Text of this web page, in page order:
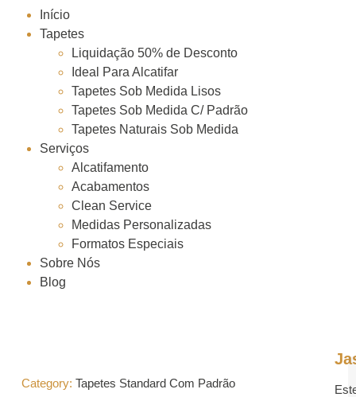
Início
Tapetes
Liquidação 50% de Desconto
Ideal Para Alcatifar
Tapetes Sob Medida Lisos
Tapetes Sob Medida C/ Padrão
Tapetes Naturais Sob Medida
Serviços
Alcatifamento
Acabamentos
Clean Service
Medidas Personalizadas
Formatos Especiais
Sobre Nós
Blog
Category: Tapetes Standard Com Padrão